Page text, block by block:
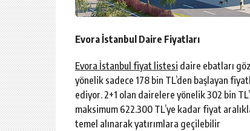
Evora İstanbul Daire Fiyatları
Evora İstanbul fiyat listesi daire ebatları
yönelik sadece 178 bin TL’den başlayan
ediyor. 2+1 olan dairelere yönelik 302 bin
maksimum 622.300 TL’ye kadar fiyat
temel alınarak yatırımlara geçilebilir